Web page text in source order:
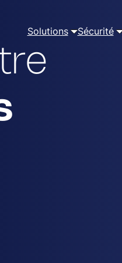
Solutions Sécurité